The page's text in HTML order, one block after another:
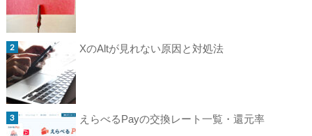
XのAltが見れない原因と対処法
えらべるPayの交換レート一覧・還元率